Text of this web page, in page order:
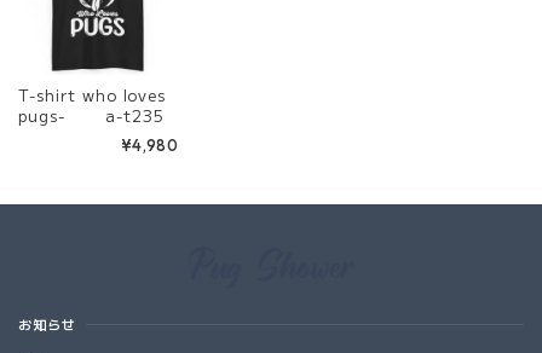
T-shirt who loves
pugs- a-t235
¥4,980
お知らせ